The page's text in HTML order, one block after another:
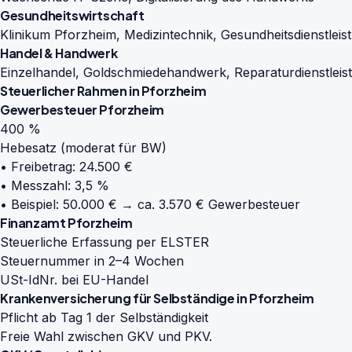
Gesundheitswirtschaft
Klinikum Pforzheim, Medizintechnik,
Handel & Handwerk
Einzelhandel, Goldschmiedehandwerk,
Steuerlicher Rahmen in Pforzheim
Gewerbesteuer Pforzheim
400 %
Hebesatz (moderat für BW)
• Freibetrag: 24.500 €
• Messzahl: 3,5 %
• Beispiel: 50.000 € → ca. 3.570 € Gewerbesteuer
Finanzamt Pforzheim
Steuerliche Erfassung per ELSTER
Steuernummer in 2–4 Wochen
USt-IdNr. bei EU-Handel
Krankenversicherung für Selbständige in Pforzheim
Pflicht ab Tag 1 der Selbständigkeit
Freie Wahl zwischen GKV und PKV.